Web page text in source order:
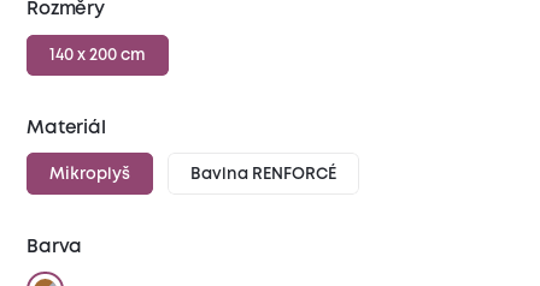
Rozměry
140 x 200 cm
Materiál
Mikroplyš Bavlna RENFORCÉ
Barva